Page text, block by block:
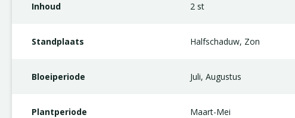
Inhoud 2 st
Standplaats Halfschaduw, Zon
Bloeiperiode Juli, Augustus
Plantperiode Maart-Mei